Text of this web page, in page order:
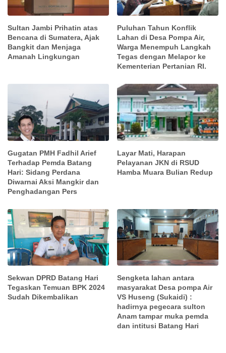
Sultan Jambi Prihatin atas
Bencana di Sumatera, Ajak
Bangkit dan Menjaga
Amanah Lingkungan
Puluhan Tahun Konflik
Lahan di Desa Pompa Air,
Warga Menempuh Langkah
Tegas dengan Melapor ke
Kementerian Pertanian RI.
Gugatan PMH Fadhil Arief
Terhadap Pemda Batang
Hari: Sidang Perdana
Diwarnai Aksi Mangkir dan
Penghadangan Pers
Layar Mati, Harapan
Pelayanan JKN di RSUD
Hamba Muara Bulian Redup
Sekwan DPRD Batang Hari
Tegaskan Temuan BPK 2024
Sudah Dikembalikan
Sengketa lahan antara
masyarakat Desa pompa Air
VS Huseng (Sukaidi) :
hadirnya pegecara sulton
Anam tampar muka pemda
dan intitusi Batang Hari